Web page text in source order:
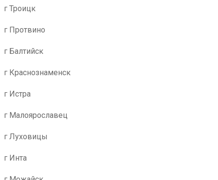
г Троицк
г Протвино
г Балтийск
г Краснознаменск
г Истра
г Малоярославец
г Луховицы
г Инта